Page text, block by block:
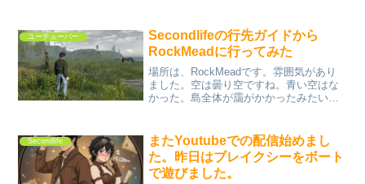
ユーチューバー
Secondlifeの行先ガイドから
RockMeadに行ってみた
場所は、RockMeadです。雰囲気があり
ました。空は曇り空ですね。青い空はな
かった。島全体が靄がかかったみたいな
の島を探索するって感じは充分に出てま
した。
Secondlife
またYoutubeでの配信始めまし
た。昨日はブレイクシーをボート
で遊びました。